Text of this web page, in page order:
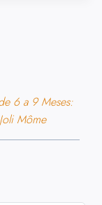
6 a 9 Meses:
Môme